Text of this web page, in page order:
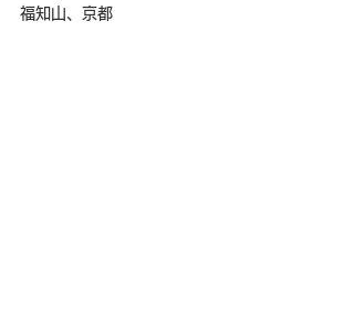
福知山、京都